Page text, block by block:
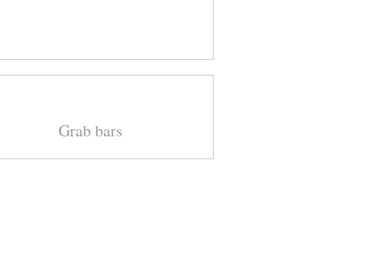
Grab bars